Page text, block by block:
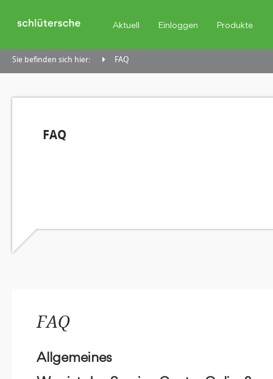
Aktuell Einloggen Produkte
Sie befinden sich hier: FAQ
FAQ
FAQ
Allgemeines